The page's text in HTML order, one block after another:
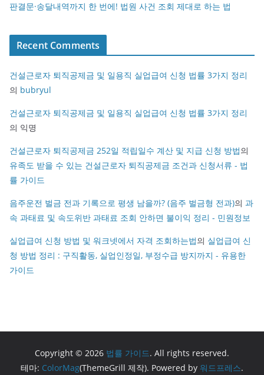
판결문·송달내역까지 한 번에! 법원 사건 조회 제대로 하는 법
Recent Comments
건설근로자 퇴직공제금 및 일용직 실업급여 신청 법률 3가지 정리
의 bubryul
건설근로자 퇴직공제금 및 일용직 실업급여 신청 법률 3가지 정리
의 익명
건설근로자 퇴직공제금 252일 적립일수 계산 및 지급 신청 방법의
유족도 받을 수 있는 건설근로자 퇴직공제금 조건과 신청서류 - 법
률 가이드
음주운전 벌금 전과 기록으로 평생 남을까? (음주 벌금형 전과)의 과
속 과태료 및 속도위반 과태료 조회 안하면 불이익 정리 - 민원정보
실업급여 신청 방법 및 워크넷에서 자격 조회하는법의 실업급여 신
청 방법 정리 : 구직활동, 실업인정일, 부정수급 방지까지 - 유용한
가이드
Copyright © 2026 법률 가이드. All rights reserved.
테마: ColorMag(ThemeGrill 제작). Powered by 워드프레스.